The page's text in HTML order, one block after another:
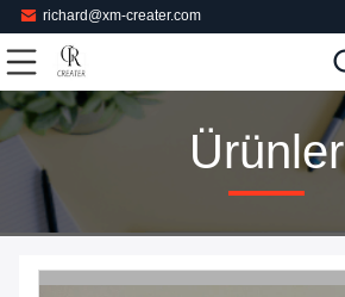
richard@xm-creater.com
Ürünler